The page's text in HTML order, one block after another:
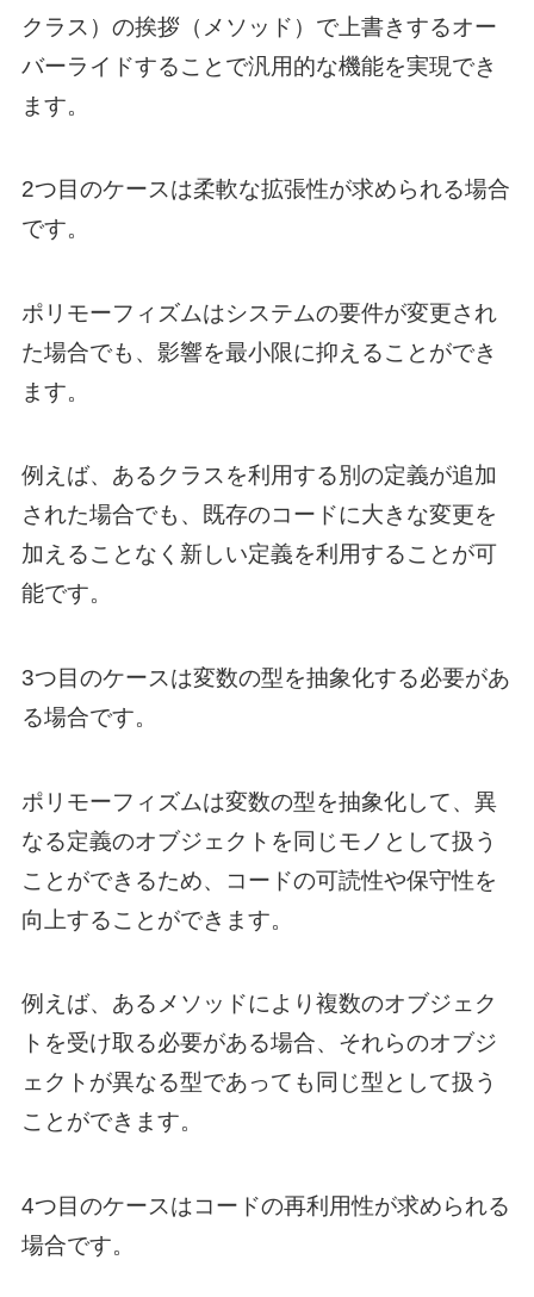
クラス）の挨拶（メソッド）で上書きするオー
バーライドすることで汎用的な機能を実現でき
ます。
2つ目のケースは柔軟な拡張性が求められる場合
です。
ポリモーフィズムはシステムの要件が変更され
た場合でも、影響を最小限に抑えることができ
ます。
例えば、あるクラスを利用する別の定義が追加
された場合でも、既存のコードに大きな変更を
加えることなく新しい定義を利用することが可
能です。
3つ目のケースは変数の型を抽象化する必要があ
る場合です。
ポリモーフィズムは変数の型を抽象化して、異
なる定義のオブジェクトを同じモノとして扱う
ことができるため、コードの可読性や保守性を
向上することができます。
例えば、あるメソッドにより複数のオブジェク
トを受け取る必要がある場合、それらのオブジ
ェクトが異なる型であっても同じ型として扱う
ことができます。
4つ目のケースはコードの再利用性が求められる
場合です。